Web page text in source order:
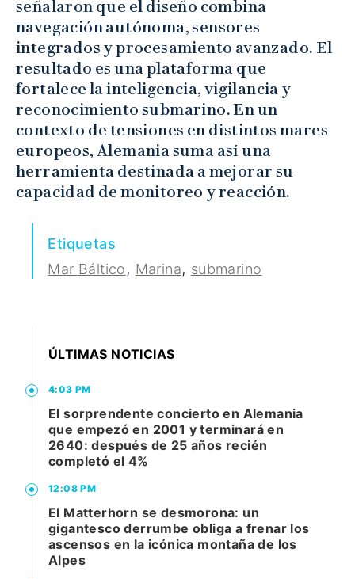
señalaron que el diseño combina
navegación autónoma, sensores
integrados y procesamiento avanzado. El
resultado es una plataforma que
fortalece la inteligencia, vigilancia y
reconocimiento submarino. En un
contexto de tensiones en distintos mares
europeos, Alemania suma así una
herramienta destinada a mejorar su
capacidad de monitoreo y reacción.
Etiquetas
Mar Báltico, Marina, submarino
ÚLTIMAS NOTICIAS
4:03 PM
El sorprendente concierto en Alemania
que empezó en 2001 y terminará en
2640: después de 25 años recién
completó el 4%
12:08 PM
El Matterhorn se desmorona: un
gigantesco derrumbe obliga a frenar los
ascensos en la icónica montaña de los
Alpes